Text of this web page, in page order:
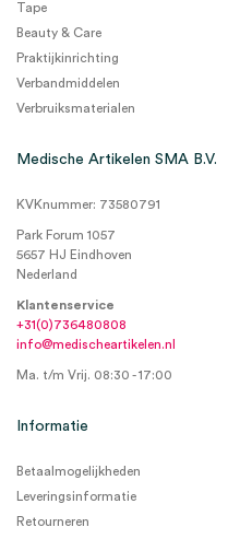
Tape
Beauty & Care
Praktijkinrichting
Verbandmiddelen
Verbruiksmaterialen
Medische Artikelen SMA B.V.
KVKnummer: 73580791
Park Forum 1057
5657 HJ Eindhoven
Nederland
Klantenservice
+31(0)736480808
info@medischeartikelen.nl
Ma. t/m Vrij. 08:30 - 17:00
Informatie
Betaalmogelijkheden
Leveringsinformatie
Retourneren